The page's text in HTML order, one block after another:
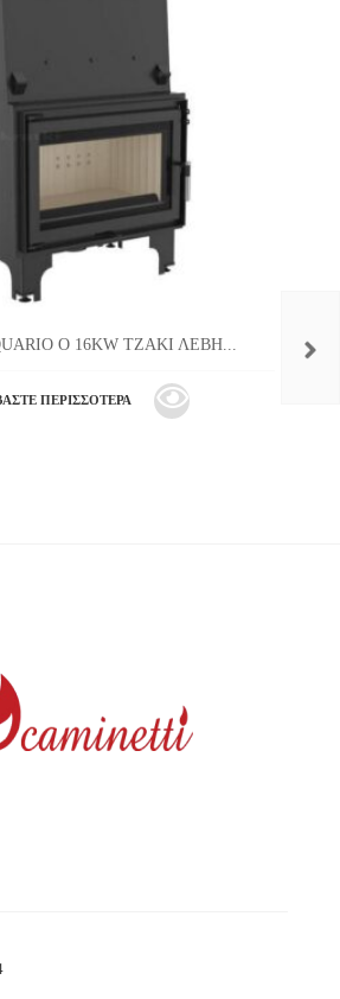
O 16KW ΤΖΑΚΙ ΛΕΒΗ...
ΠΕΡΙΣΣΌΤΕΡΑ